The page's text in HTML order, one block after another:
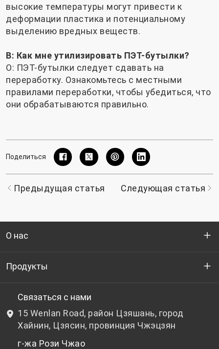
высокие температуры могут привести к
деформации пластика и потенциальному
выделению вредных веществ.
В: Как мне утилизировать ПЭТ-бутылки?
О: ПЭТ-бутылки следует сдавать на
переработку. Ознакомьтесь с местными
правилами переработки, чтобы убедиться, что
они обрабатываются правильно.
Поделиться
Предыдущая статья Следующая статья
О нас
Кто мы
НИОКР
Новости и события
политика конфиденциальности
Продукты
Бутылочный ПЭТ-гранулят
Небутылочный ПЭТ-гранулят
Связаться с нами
15 Wenlan Road, район Цзяшань, город
Хайнин, Цзясин, провинция Чжэцзян
г-жа Рози Чжао